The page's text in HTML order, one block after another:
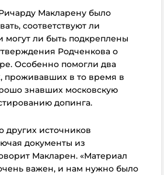
Макларену было
соответствуют ли
могут ли быть подкреплены
Родченкова о
Особенно помогли два
проживавших в то время в
знавших московскую
допинга.
других источников
документы из
Макларен. «Материал
важен, и нам нужно было